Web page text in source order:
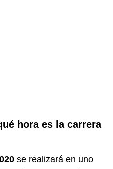
hora es la carrera
se realizará en uno